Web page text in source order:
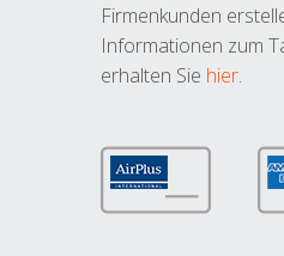
Firmenkunden
Informationen zum
erhalten Sie hier.